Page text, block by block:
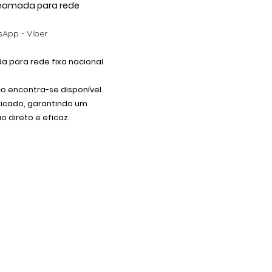
para rede
- Viber
para rede fixa nacional
encontra-se disponível
garantindo um
direto e eficaz.